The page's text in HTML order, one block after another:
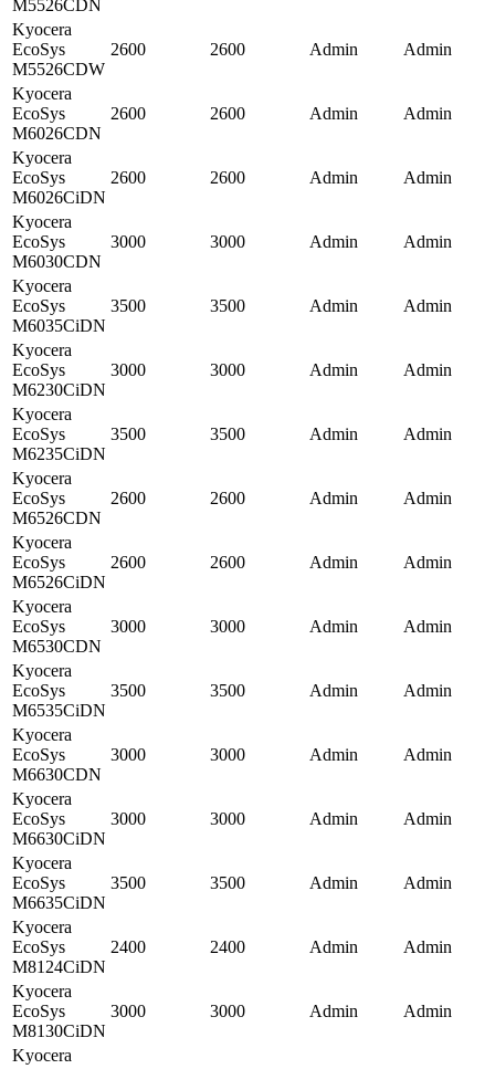
M5526CDN
Kyocera
EcoSys
M5526CDW
2600 2600 Admin Admin
Kyocera
EcoSys
M6026CDN
2600 2600 Admin Admin
Kyocera
EcoSys
M6026CiDN
2600 2600 Admin Admin
Kyocera
EcoSys
M6030CDN
3000 3000 Admin Admin
Kyocera
EcoSys
M6035CiDN
3500 3500 Admin Admin
Kyocera
EcoSys
M6230CiDN
3000 3000 Admin Admin
Kyocera
EcoSys
M6235CiDN
3500 3500 Admin Admin
Kyocera
EcoSys
M6526CDN
2600 2600 Admin Admin
Kyocera
EcoSys
M6526CiDN
2600 2600 Admin Admin
Kyocera
EcoSys
M6530CDN
3000 3000 Admin Admin
Kyocera
EcoSys
M6535CiDN
3500 3500 Admin Admin
Kyocera
EcoSys
M6630CDN
3000 3000 Admin Admin
Kyocera
EcoSys
M6630CiDN
3000 3000 Admin Admin
Kyocera
EcoSys
M6635CiDN
3500 3500 Admin Admin
Kyocera
EcoSys
M8124CiDN
2400 2400 Admin Admin
Kyocera
EcoSys
M8130CiDN
3000 3000 Admin Admin
Kyocera